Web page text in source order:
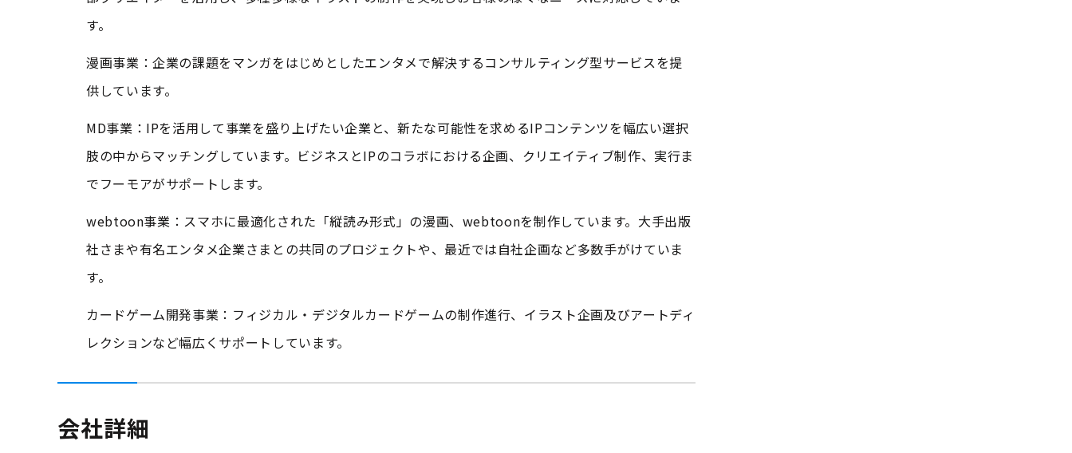
す。
漫画事業：企業の課題をマンガをはじめとしたエンタメで解決するコンサルティング型サービスを提
供しています。
MD事業：IPを活用して事業を盛り上げたい企業と、新たな可能性を求めるIPコンテンツを幅広い選択
肢の中からマッチングしています。ビジネスとIPのコラボにおける企画、クリエイティブ制作、実行ま
でフーモアがサポートします。
webtoon事業：スマホに最適化された「縦読み形式」の漫画、webtoonを制作しています。大手出版
社さまや有名エンタメ企業さまとの共同のプロジェクトや、最近では自社企画など多数手がけていま
す。
カードゲーム開発事業：フィジカル・デジタルカードゲームの制作進行、イラスト企画及びアートディ
レクションなど幅広くサポートしています。
会社詳細